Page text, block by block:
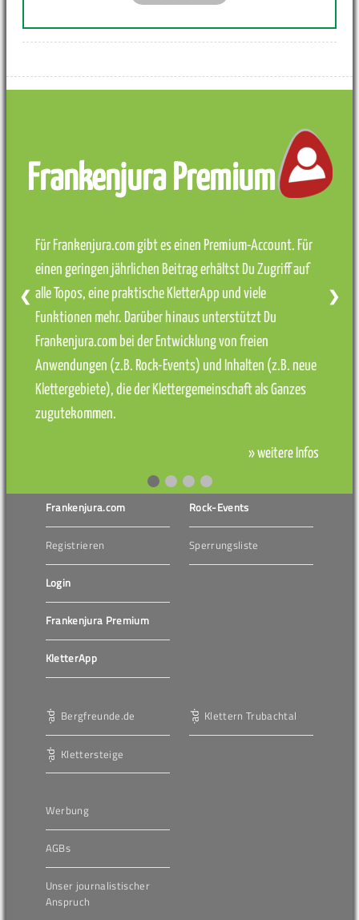
Frankenjura Premium
Für Frankenjura.com gibt es einen Premium-Account. Für
einen geringen jährlichen Beitrag erhältst Du Zugriff auf
alle Topos, eine praktische KletterApp und viele
Funktionen mehr. Darüber hinaus unterstützt Du
Frankenjura.com bei der Entwicklung von freien
Anwendungen (z.B. Rock-Events) und Inhalten (z.B. neue
Klettergebiete), die der Klettergemeinschaft als Ganzes
zugutekommen.
» weitere Infos
❮ ❯
Frankenjura.com
Registrieren
Login
Frankenjura Premium
KletterApp
Rock-Events
Sperrungsliste
Bergfreunde.de
Klettersteige
Klettern Trubachtal
Werbung
AGBs
Unser journalistischer
Anspruch